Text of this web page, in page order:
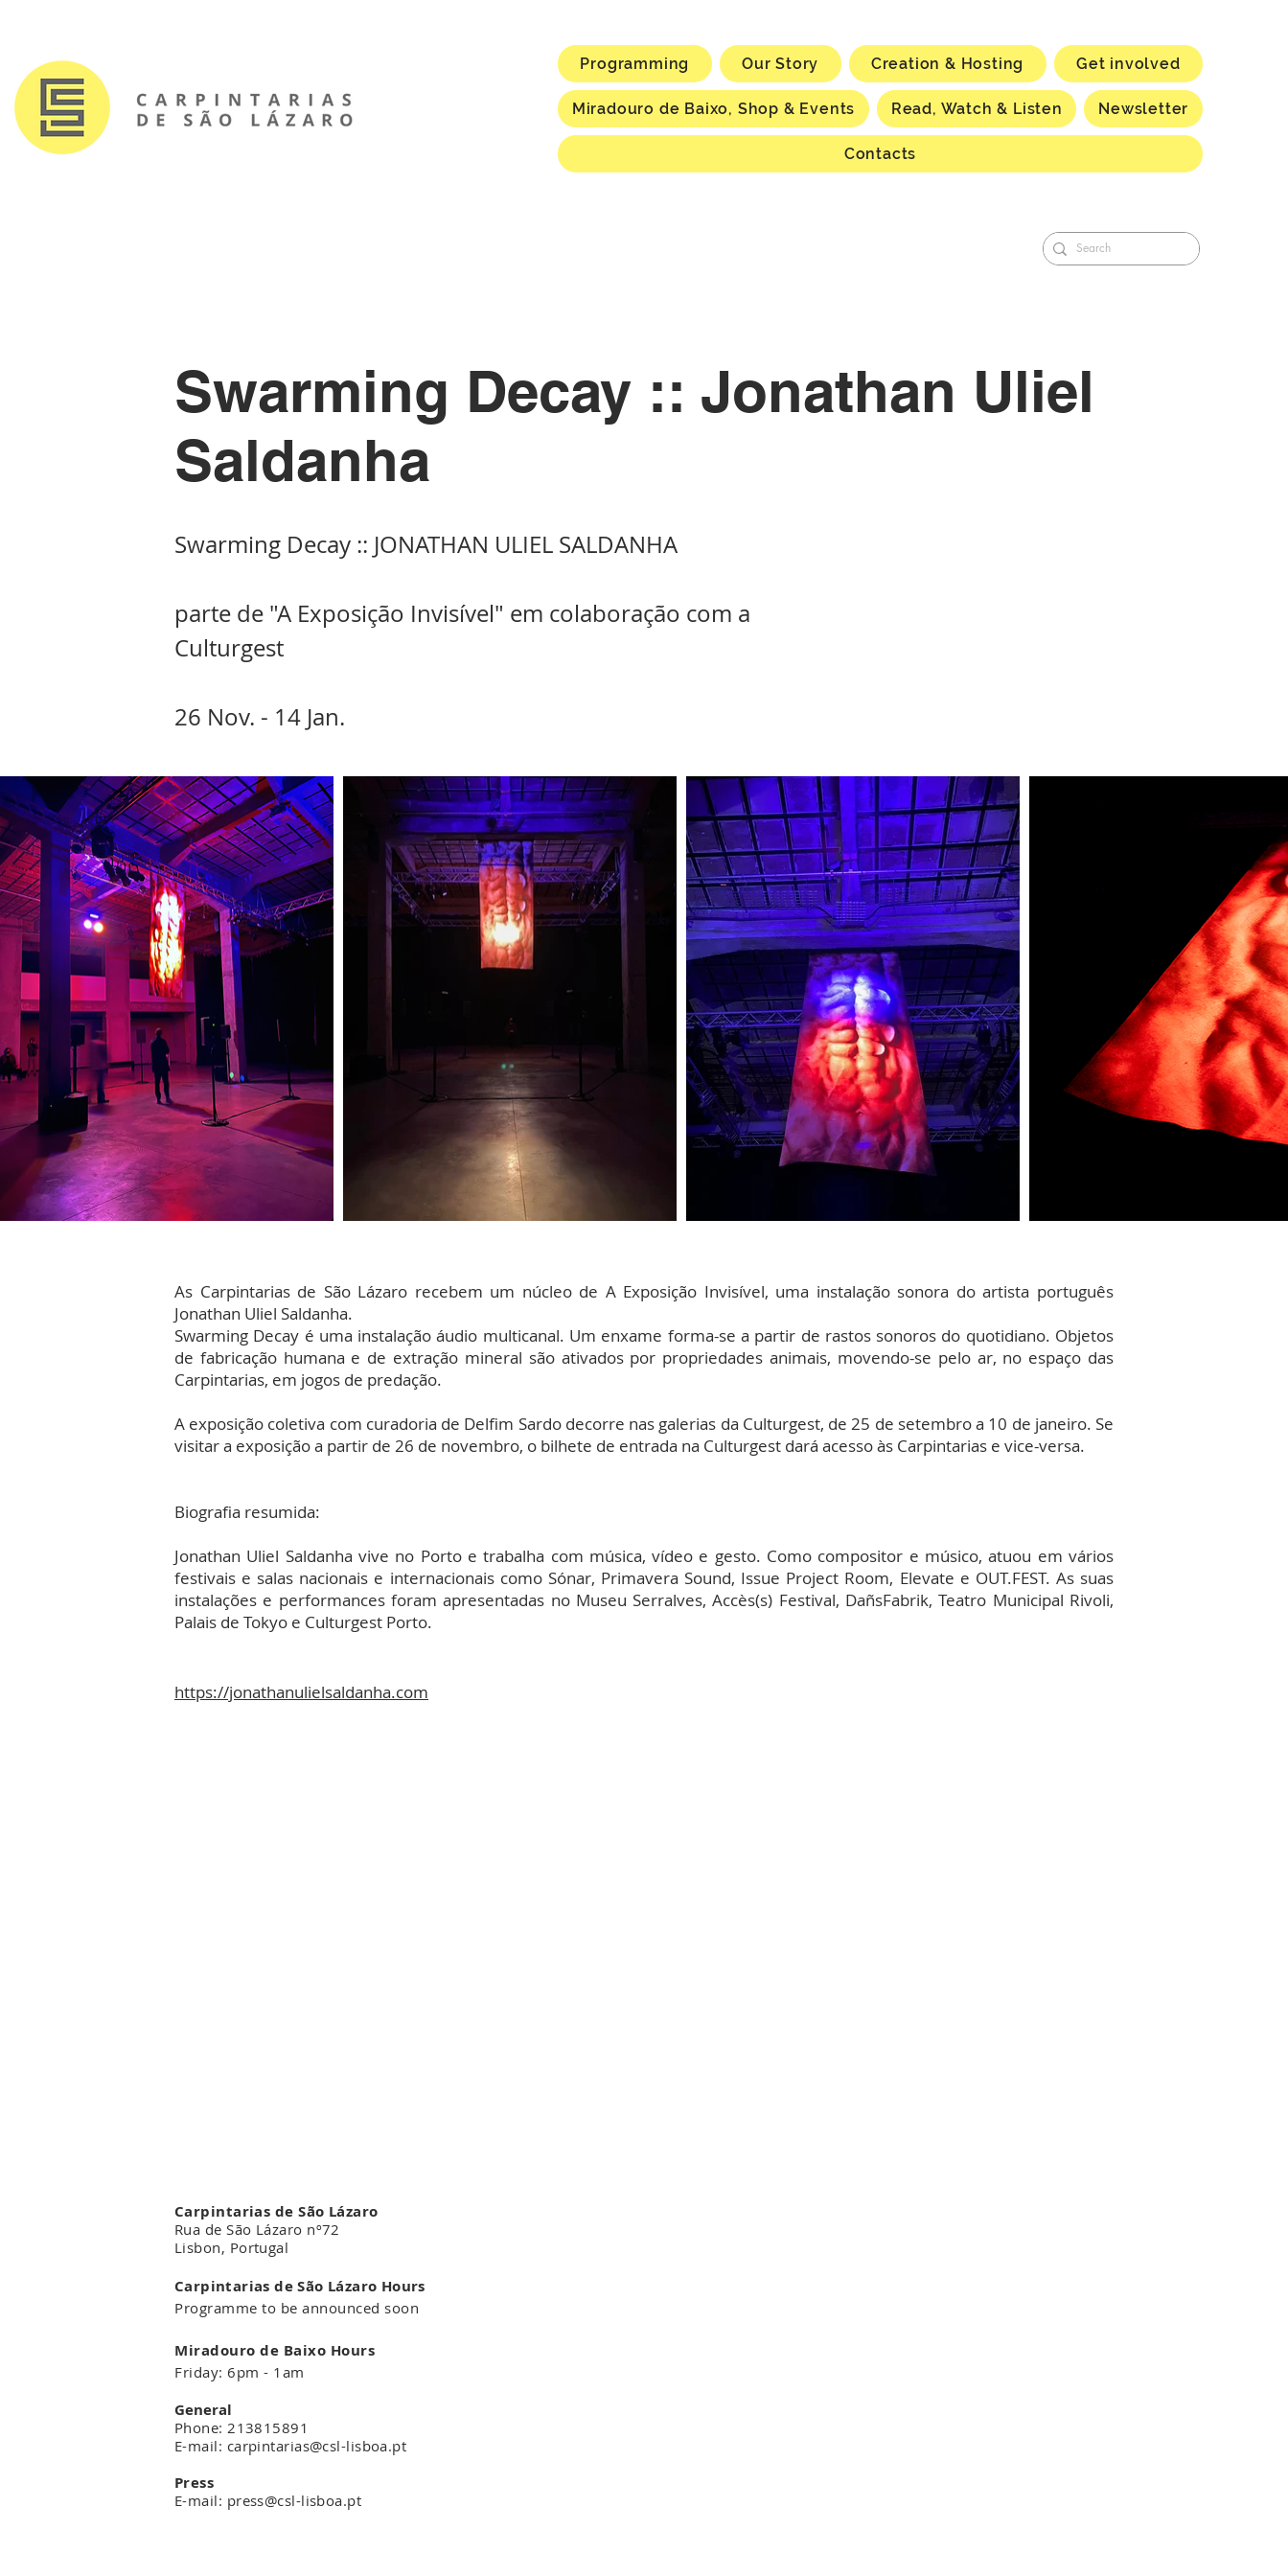
Programming Our Story Creation & Hosting Get involved
Miradouro de Baixo, Shop & Events Read, Watch & Listen Newsletter
Contacts
Swarming Decay :: Jonathan Uliel
Saldanha
Swarming Decay :: JONATHAN ULIEL SALDANHA
parte de "A Exposição Invisível" em colaboração com a
Culturgest
26 Nov. - 14 Jan.
As Carpintarias de São Lázaro recebem um núcleo de A Exposição Invisível, uma instalação sonora do artista português
Jonathan Uliel Saldanha.
Swarming Decay é uma instalação áudio multicanal. Um enxame forma-se a partir de rastos sonoros do quotidiano. Objetos
de fabricação humana e de extração mineral são ativados por propriedades animais, movendo-se pelo ar, no espaço das
Carpintarias, em jogos de predação.
A exposição coletiva com curadoria de Delfim Sardo decorre nas galerias da Culturgest, de 25 de setembro a 10 de janeiro. Se
visitar a exposição a partir de 26 de novembro, o bilhete de entrada na Culturgest dará acesso às Carpintarias e vice-versa.
Biografia resumida:
Jonathan Uliel Saldanha vive no Porto e trabalha com música, vídeo e gesto. Como compositor e músico, atuou em vários
festivais e salas nacionais e internacionais como Sónar, Primavera Sound, Issue Project Room, Elevate e OUT.FEST. As suas
instalações e performances foram apresentadas no Museu Serralves, Accès(s) Festival, DañsFabrik, Teatro Municipal Rivoli,
Palais de Tokyo e Culturgest Porto.
https://jonathanulielsaldanha.com
Carpintarias de São Lázaro
Rua de São Lázaro nº72
Lisbon, Portugal
Carpintarias de São Lázaro Hours
Programme to be announced soon
Miradouro de Baixo Hours
Friday: 6pm - 1am
General
Phone: 213815891
E-mail: carpintarias@csl-lisboa.pt
Press
E-mail: press@csl-lisboa.pt